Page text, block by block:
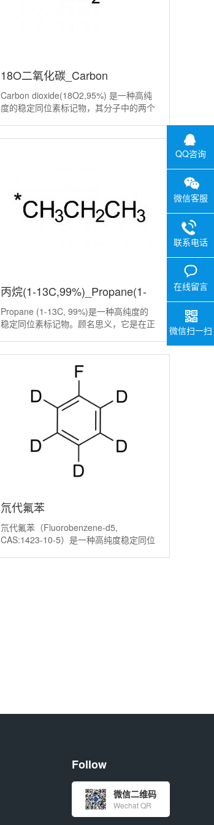
18O二氧化碳_Carbon
dioxide(18O2,95%)丨18983-82-
9
Carbon dioxide(18O2,95%) 是一种高纯
度的稳定同位素标记物，其分子中的两个
丙烷(1-13C,99%)_Propane(1-
13C,99%)丨17251-65-9
Propane (1-13C, 99%)是一种高纯度的
稳定同位素标记物。顾名思义，它是在正
氘代氟苯
_Fluorobenzene(D5,98%)
氘代氟苯（Fluorobenzene-d5,
CAS:1423-10-5）是一种高纯度稳定同位
Follow
微信二维码
Wechat QR
QQ咨询
微信客服
联系电话
在线留言
微信扫一扫